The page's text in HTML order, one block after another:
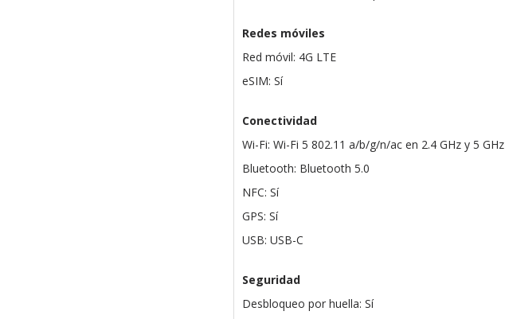
Redes móviles
Red móvil: 4G LTE
eSIM: Sí
Conectividad
Wi-Fi: Wi-Fi 5 802.11 a/b/g/n/ac en 2.4 GHz y 5 GHz
Bluetooth: Bluetooth 5.0
NFC: Sí
GPS: Sí
USB: USB-C
Seguridad
Desbloqueo por huella: Sí